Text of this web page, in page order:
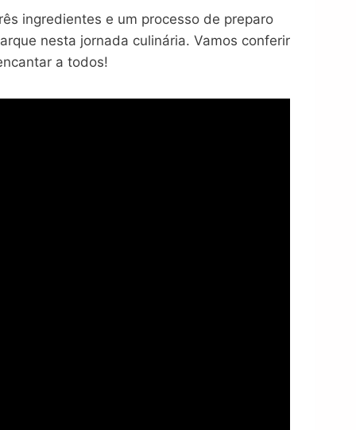
ingredientes e um processo de preparo
nesta jornada culinária. Vamos conferir
a todos!